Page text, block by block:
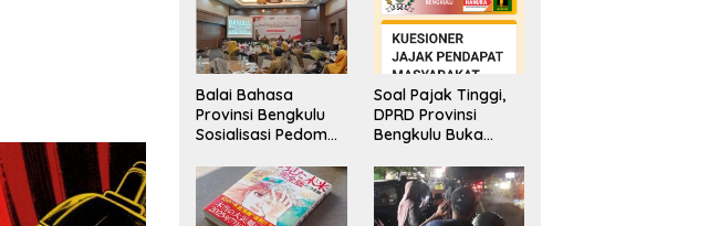
Balai Bahasa
Provinsi Bengkulu
Sosialisasi Pedoman
Penggunaan
Bahasa Indonesia
Soal Pajak Tinggi,
DPRD Provinsi
Bengkulu Buka
Pengaduan
Masyarakat